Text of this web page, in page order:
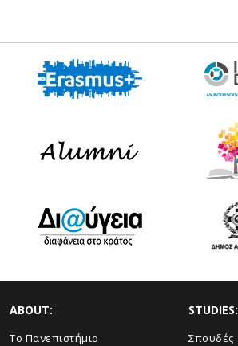
ABOUT:
Το Πανεπιστήμιο
STUDIES:
Σπουδές